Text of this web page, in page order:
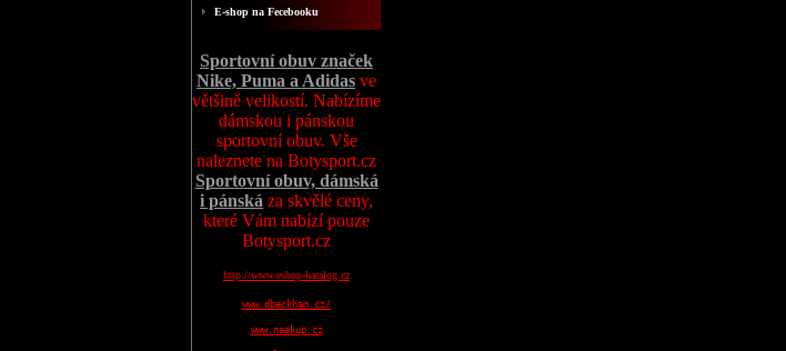
E-shop na Fecebooku
Sportovní obuv značek
Nike, Puma a Adidas ve
většině velikostí. Nabízíme
dámskou i pánskou
sportovní obuv. Vše
naleznete na Botysport.cz
Sportovní obuv, dámská
i pánská za skvělé ceny,
které Vám nabízí pouze
Botysport.cz
http://www.eshop-katalog.cz
www.dbeckham.cz/
www.naakup.cz